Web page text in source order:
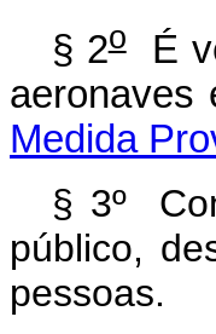
§ 2oÉ
aeronaves
Medida
§ 3º
público,
pessoas.